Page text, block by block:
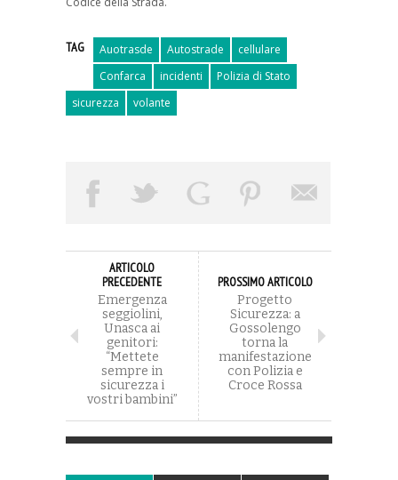
TAG Auotrasde Autostrade
cellulare
Confarca
incidenti
Polizia di Stato
sicurezza
volante
ARTICOLO
PRECEDENTE
Emergenza
seggiolini,
Unasca ai
genitori:
“Mettete
sempre in
sicurezza i
vostri bambini”
PROSSIMO ARTICOLO
Progetto
Sicurezza: a
Gossolengo
torna la
manifestazione
con Polizia e
Croce Rossa